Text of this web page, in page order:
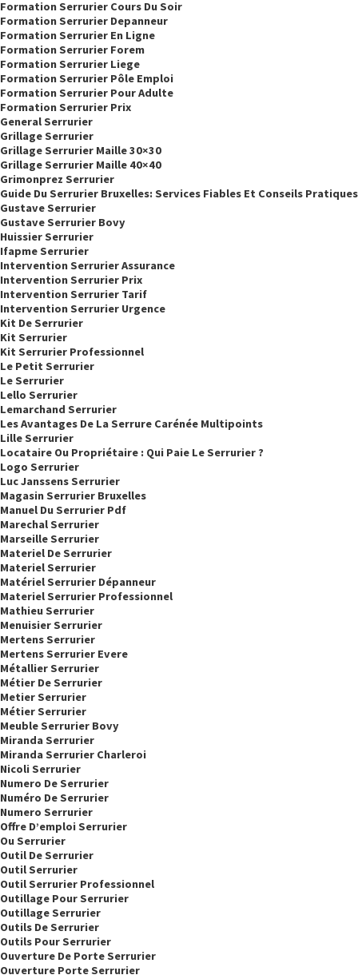
Formation Serrurier Cours Du Soir
Formation Serrurier Depanneur
Formation Serrurier En Ligne
Formation Serrurier Forem
Formation Serrurier Liege
Formation Serrurier Pôle Emploi
Formation Serrurier Pour Adulte
Formation Serrurier Prix
General Serrurier
Grillage Serrurier
Grillage Serrurier Maille 30×30
Grillage Serrurier Maille 40×40
Grimonprez Serrurier
Guide Du Serrurier Bruxelles: Services Fiables Et Conseils Pratiques
Gustave Serrurier
Gustave Serrurier Bovy
Huissier Serrurier
Ifapme Serrurier
Intervention Serrurier Assurance
Intervention Serrurier Prix
Intervention Serrurier Tarif
Intervention Serrurier Urgence
Kit De Serrurier
Kit Serrurier
Kit Serrurier Professionnel
Le Petit Serrurier
Le Serrurier
Lello Serrurier
Lemarchand Serrurier
Les Avantages De La Serrure Carénée Multipoints
Lille Serrurier
Locataire Ou Propriétaire : Qui Paie Le Serrurier ?
Logo Serrurier
Luc Janssens Serrurier
Magasin Serrurier Bruxelles
Manuel Du Serrurier Pdf
Marechal Serrurier
Marseille Serrurier
Materiel De Serrurier
Materiel Serrurier
Matériel Serrurier Dépanneur
Materiel Serrurier Professionnel
Mathieu Serrurier
Menuisier Serrurier
Mertens Serrurier
Mertens Serrurier Evere
Métallier Serrurier
Métier De Serrurier
Metier Serrurier
Métier Serrurier
Meuble Serrurier Bovy
Miranda Serrurier
Miranda Serrurier Charleroi
Nicoli Serrurier
Numero De Serrurier
Numéro De Serrurier
Numero Serrurier
Offre D’emploi Serrurier
Ou Serrurier
Outil De Serrurier
Outil Serrurier
Outil Serrurier Professionnel
Outillage Pour Serrurier
Outillage Serrurier
Outils De Serrurier
Outils Pour Serrurier
Ouverture De Porte Serrurier
Ouverture Porte Serrurier